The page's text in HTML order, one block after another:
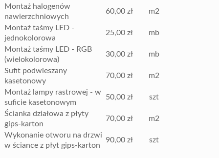
Montaż halogenów
nawierzchniowych
60,00 zł m2
Montaż taśmy LED -
jednokolorowa
25,00 zł mb
Montaż taśmy LED - RGB
(wielokolorowa)
30,00 zł mb
Sufit podwieszany
kasetonowy
70,00 zł m2
Montaż lampy rastrowej - w
suficie kasetonowym
50,00 zł szt
Ścianka działowa z płyty
gips-karton
70,00 zł m2
Wykonanie otworu na drzwi
w ściance z płyt gips-karton
90,00 zł szt